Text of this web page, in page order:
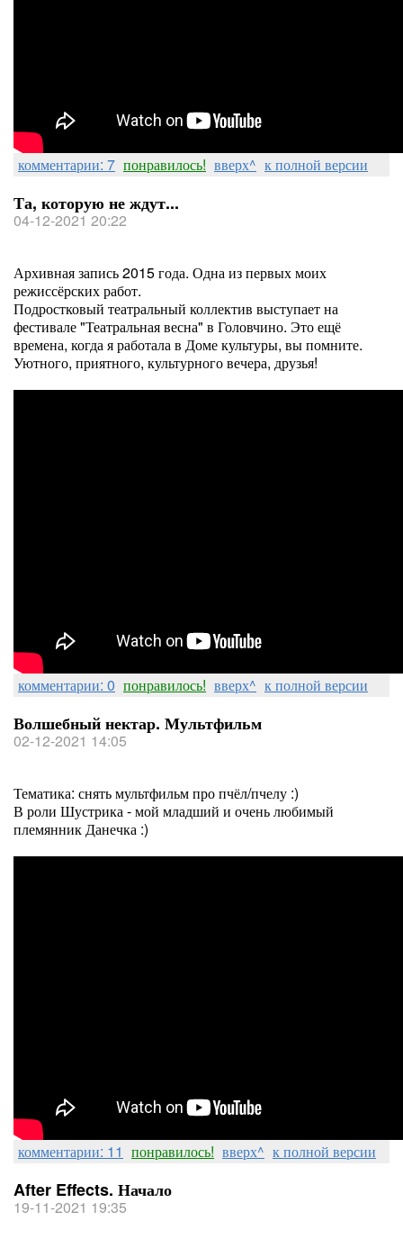
комментарии: 7 понравилось! вверх^ к полной версии
Та, которую не ждут...
04-12-2021 20:22
Архивная запись 2015 года. Одна из первых моих
режиссёрских работ.
Подростковый театральный коллектив выступает на
фестивале "Театральная весна" в Головчино. Это ещё
времена, когда я работала в Доме культуры, вы помните.
Уютного, приятного, культурного вечера, друзья!
комментарии: 0 понравилось! вверх^ к полной версии
Волшебный нектар. Мультфильм
02-12-2021 14:05
Тематика: снять мультфильм про пчёл/пчелу :)
В роли Шустрика - мой младший и очень любимый
племянник Данечка :)
комментарии: 11 понравилось! вверх^ к полной версии
After Effects. Начало
19-11-2021 19:35